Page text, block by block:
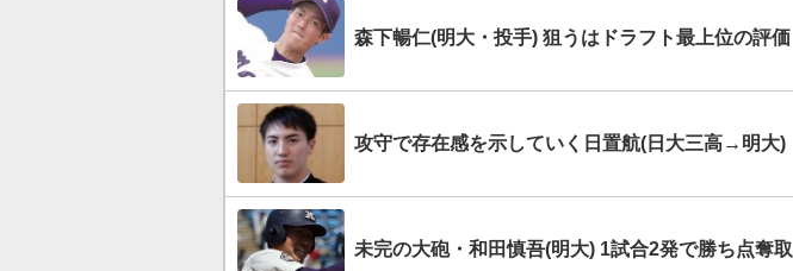
森下暢仁(明大・投手) 狙うはドラフト最上位の評価
攻守で存在感を示していく日置航(日大三高→明大)
未完の大砲・和田慎吾(明大) 1試合2発で勝ち点奪取